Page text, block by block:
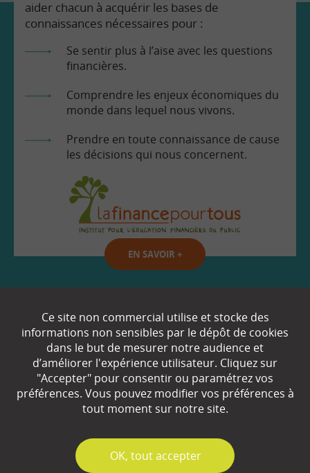
aider chacun à acquérir les bases de
connaissances nécessaires pour :
Se sentir plus à l’aise avec les questions
financières.
Comprendre les enjeux économiques du
monde dans lequel nous vivons.
Prendre en toute connaissance de cause
les décisions qui nous concernent.
EN SAVOIR +
Partenaires
Espace Presse
Plan du site
Mentions légales
Ce site non commercial utilise et stocke des
informations non sensibles par le dépôt de cookies
dans le but de mesurer notre audience et
d’améliorer l'expérience utilisateur. Cliquez sur
"Accepter" pour consentir ou paramétrez vos
préférences. Vous pouvez modifier vos préférences à
tout moment sur notre site.
✓
OK, tout accepter